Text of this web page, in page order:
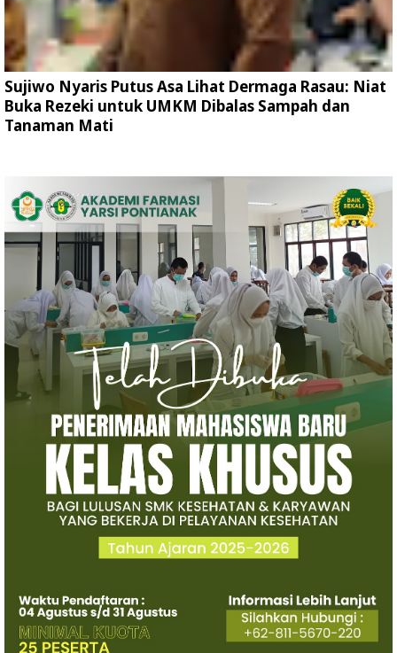
Sujiwo Nyaris Putus Asa Lihat Dermaga Rasau: Niat
Buka Rezeki untuk UMKM Dibalas Sampah dan
Tanaman Mati